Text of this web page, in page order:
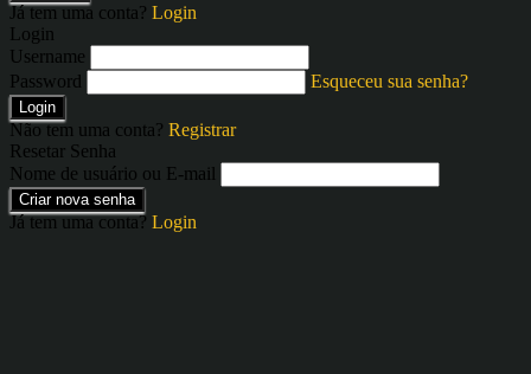
Já tem uma conta? Login
Login
Username
Password
Esqueceu sua senha?
Login
Não tem uma conta? Registrar
Resetar Senha
Nome de usuário ou E-mail
Criar nova senha
Já tem uma conta? Login